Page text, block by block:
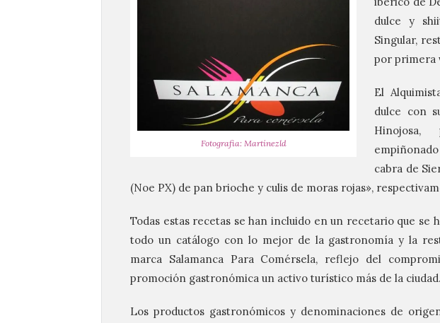
Fotografia: Martínezld
dulce y
Singular,
por primera
El
dulce con
cabra de
(Noe PX) de pan brioche y culis de moras rojas»,
Todas estas recetas se han incluido en un recetario que se
todo un catálogo con lo mejor de la gastronomía y la
marca Salamanca Para Comérsela, reflejo del
promoción gastronómica un activo turístico más de la ciudad.
Los productos gastronómicos y denominaciones de